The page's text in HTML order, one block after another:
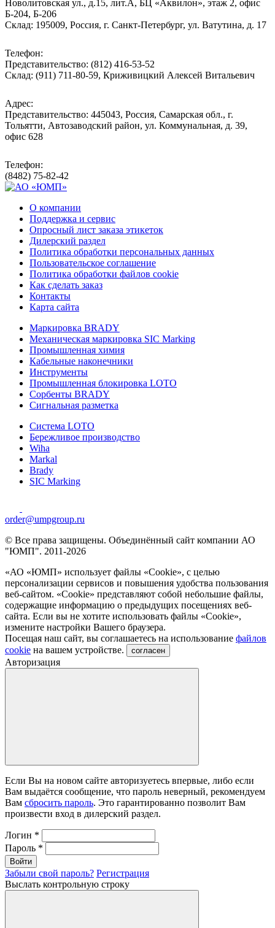
Новолитовская ул., д.15, лит.А, БЦ «Аквилон», этаж 2, офис
Б-204, Б-206
Склад: 195009, Россия, г. Санкт-Петербург, ул. Ватутина, д. 17
Телефон:
Представительство: (812) 416-53-52
Склад: (911) 711-80-59, Криживицкий Алексей Витальевич
Адрес:
Представительство: 445043, Россия, Самарская обл., г.
Тольятти, Автозаводский район, ул. Коммунальная, д. 39,
офис 628
Телефон:
(8482) 75-82-42
О компании
Поддержка и сервис
Опросный лист заказа этикеток
Дилерский раздел
Политика обработки персональных данных
Пользовательское соглашение
Политика обработки файлов cookie
Как сделать заказ
Контакты
Карта сайта
Маркировка BRADY
Механическая маркировка SIC Marking
Промышленная химия
Кабельные наконечники
Инструменты
Промышленная блокировка LOTO
Сорбенты BRADY
Сигнальная разметка
Система LOTO
Бережливое производство
Wiha
Markal
Brady
SIC Marking
order@umpgroup.ru
© Все права защищены. Объединённый сайт компании АО
"ЮМП". 2011-2026
«АО «ЮМП» использует файлы «Сookie», с целью
персонализации сервисов и повышения удобства пользования
веб-сайтом. «Cookie» представляют собой небольшие файлы,
содержащие информацию о предыдущих посещениях веб-
сайта. Если вы не хотите использовать файлы «Сookie»,
измените настройки Вашего браузера.
Посещая наш сайт, вы соглашаетесь на использование файлов
cookie на вашем устройстве. согласен
Авторизация
Если Вы на новом сайте авторизуетесь впервые, либо если
Вам выдаётся сообщение, что пароль неверный, рекомендуем
Вам сбросить пароль. Это гарантированно позволит Вам
произвести вход в дилерский раздел.
Логин *
Пароль *
Войти
Забыли свой пароль? Регистрация
Выслать контрольную строку